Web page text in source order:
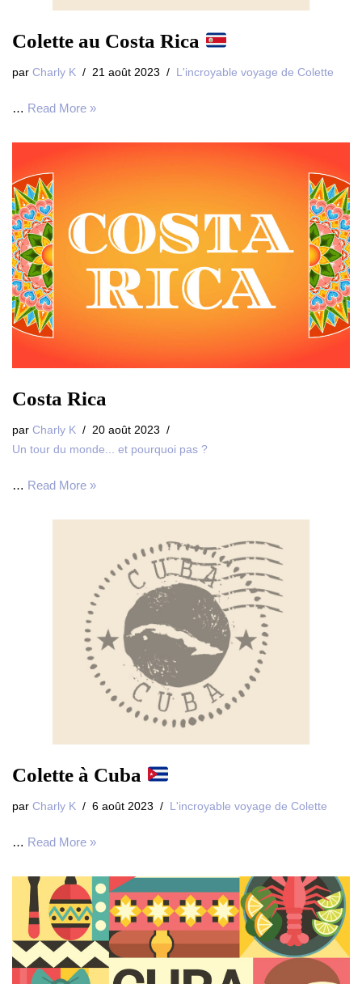
Colette au Costa Rica
par Charly K 21 août 2023 L'incroyable voyage de Colette
… Read More »
Costa Rica
par Charly K
20 août 2023
Un tour du monde... et pourquoi pas ?
… Read More »
Colette à Cuba
par Charly K 6 août 2023 L'incroyable voyage de Colette
… Read More »